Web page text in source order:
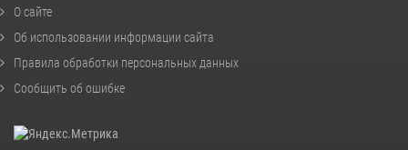
О сайте
Об использовании информации сайта
Правила обработки персональных данных
Сообщить об ошибке